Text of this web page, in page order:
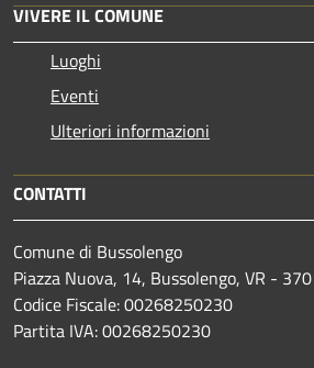
VIVERE IL COMUNE
Luoghi
Eventi
Ulteriori informazioni
CONTATTI
Comune di Bussolengo
Piazza Nuova, 14, Bussolengo, VR -
Codice Fiscale: 00268250230
Partita IVA: 00268250230